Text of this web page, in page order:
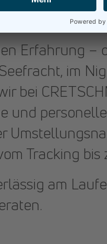
Zeit ist
Erfahrung –
im
bei
und
Tracking bis
am